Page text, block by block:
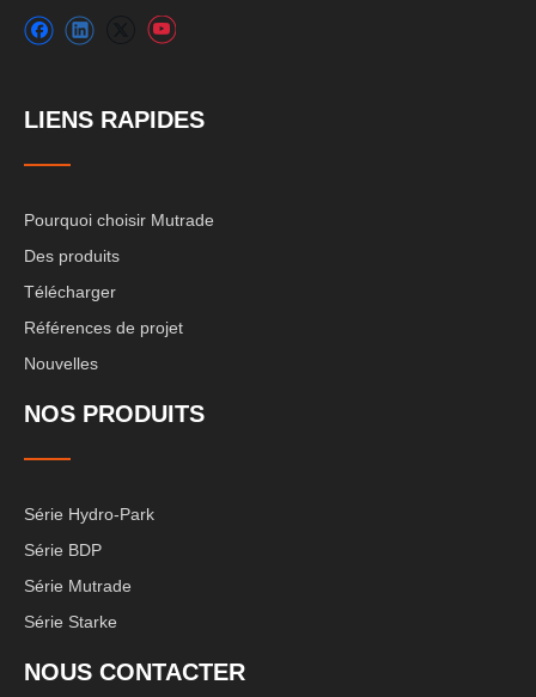
LIENS RAPIDES
Pourquoi choisir Mutrade
Des produits
Télécharger
Références de projet
Nouvelles
NOS PRODUITS
Série Hydro-Park
Série BDP
Série Mutrade
Série Starke
NOUS CONTACTER